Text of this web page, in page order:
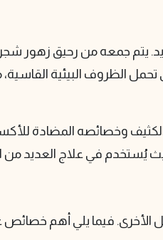
يتم جمعه من رحيق زهور
الظروف البيئية القاسية،
وخصائصه المضادة
يُستخدم في علاج العديد من
الأخرى. فيما يلي أهم